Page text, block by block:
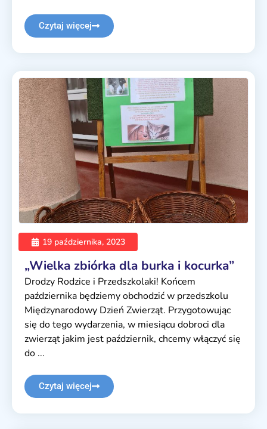
Czytaj więcej
19 października, 2023
„Wielka zbiórka dla burka i kocurka”
Drodzy Rodzice i Przedszkolaki! Końcem
października będziemy obchodzić w przedszkolu
Międzynarodowy Dzień Zwierząt. Przygotowując
się do tego wydarzenia, w miesiącu dobroci dla
zwierząt jakim jest październik, chcemy włączyć się
do ...
Czytaj więcej